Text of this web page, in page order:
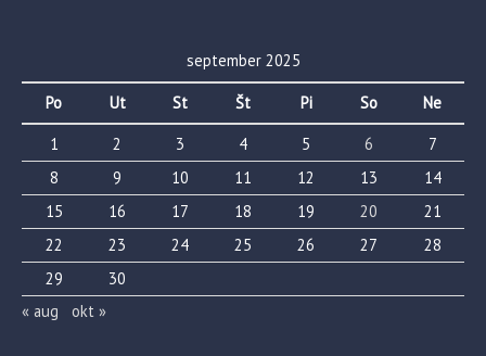
september 2025
Po Ut St Št Pi So
Ne
1
2 3 4 5 6
7
8
9 10 11 12 13
14
15
16 17 18 19 20
21
22
23 24 25 26 27
28
29
30
« aug
okt »